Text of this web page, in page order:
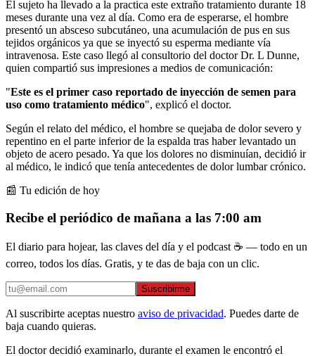
El sujeto ha llevado a la practica este extraño tratamiento durante 18
meses durante una vez al día. Como era de esperarse, el hombre
presentó un absceso subcutáneo, una acumulación de pus en sus
tejidos orgánicos ya que se inyectó su esperma mediante vía
intravenosa. Este caso llegó al consultorio del doctor Dr. L Dunne,
quien compartió sus impresiones a medios de comunicación:
"Este es el primer caso reportado de inyección de semen para
uso como tratamiento médico", explicó el doctor.
Según el relato del médico, el hombre se quejaba de dolor severo y
repentino en el parte inferior de la espalda tras haber levantado un
objeto de acero pesado. Ya que los dolores no disminuían, decidió ir
al médico, le indicó que tenía antecedentes de dolor lumbar crónico.
📰 Tu edición de hoy
Recibe el periódico de mañana a las 7:00 am
El diario para hojear, las claves del día y el podcast ☕ — todo en un
correo, todos los días. Gratis, y te das de baja con un clic.
Suscribirme
Al suscribirte aceptas nuestro aviso de privacidad. Puedes darte de
baja cuando quieras.
El doctor decidió examinarlo, durante el examen le encontró el